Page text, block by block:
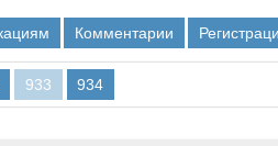
Комментарии
933 934